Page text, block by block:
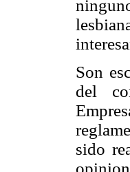
Son
del
sido